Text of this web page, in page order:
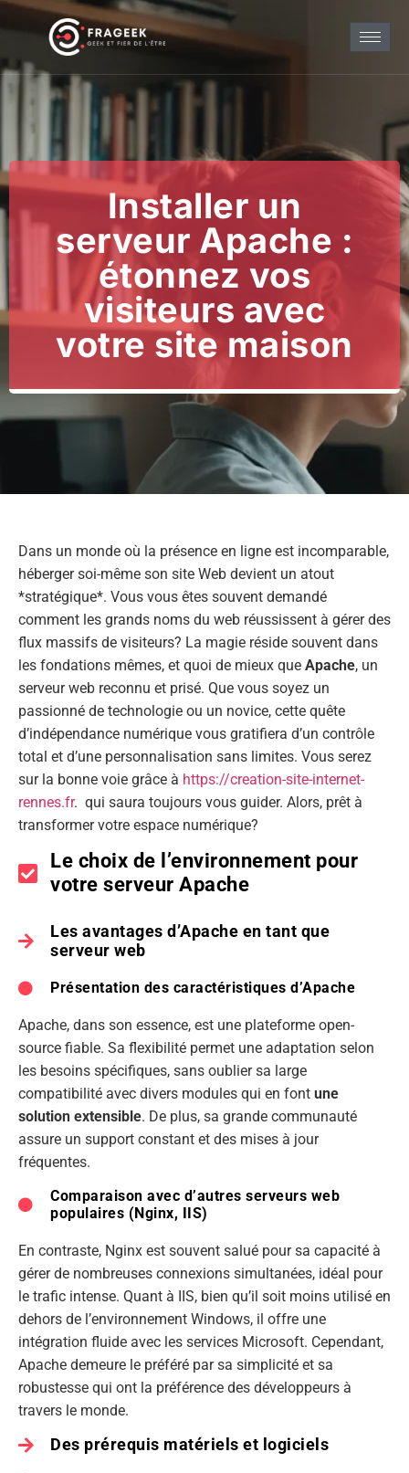
Installer un
serveur Apache :
étonnez vos
visiteurs avec
votre site maison
Dans un monde où la présence en ligne est incomparable,
héberger soi-même son site Web devient un atout
*stratégique*. Vous vous êtes souvent demandé
comment les grands noms du web réussissent à gérer des
flux massifs de visiteurs? La magie réside souvent dans
les fondations mêmes, et quoi de mieux que Apache, un
serveur web reconnu et prisé. Que vous soyez un
passionné de technologie ou un novice, cette quête
d’indépendance numérique vous gratifiera d’un contrôle
total et d’une personnalisation sans limites. Vous serez
sur la bonne voie grâce à https://creation-site-internet-
rennes.fr. qui saura toujours vous guider. Alors, prêt à
transformer votre espace numérique?
Le choix de l’environnement pour
votre serveur Apache
Les avantages d’Apache en tant que
serveur web
Présentation des caractéristiques d’Apache
Apache, dans son essence, est une plateforme open-
source fiable. Sa flexibilité permet une adaptation selon
les besoins spécifiques, sans oublier sa large
compatibilité avec divers modules qui en font une
solution extensible. De plus, sa grande communauté
assure un support constant et des mises à jour
fréquentes.
Comparaison avec d’autres serveurs web
populaires (Nginx, IIS)
En contraste, Nginx est souvent salué pour sa capacité à
gérer de nombreuses connexions simultanées, idéal pour
le trafic intense. Quant à IIS, bien qu’il soit moins utilisé en
dehors de l’environnement Windows, il offre une
intégration fluide avec les services Microsoft. Cependant,
Apache demeure le préféré par sa simplicité et sa
robustesse qui ont la préférence des développeurs à
travers le monde.
Des prérequis matériels et logiciels